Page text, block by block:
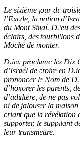
Le sixième jour du
l’Exode, la nation
du Mont Sinaï. D.ieu
éclairs, des tourbillons
Moché de monter.
D.ieu proclame les Dix
d’Israël de croire en
prononcer le Nom de
d’honorer les parents,
d’adultère, de ne pas
ni de jalouser la maison
criant que la révélation
supporter, le suppliant
leur transmettre.